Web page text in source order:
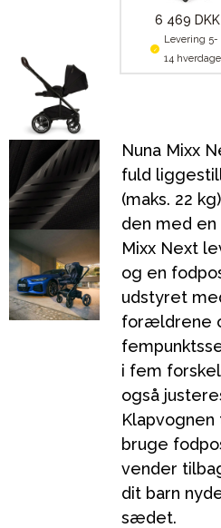
6 469 DKK
Levering 5-
14 hverdage
Nuna Mixx
fuld
(maks. 22
den med en
Mixx Next
og en
udstyret
forældrene
i fem
også
Klapvognen
bruge
vender
dit barn
sædet.